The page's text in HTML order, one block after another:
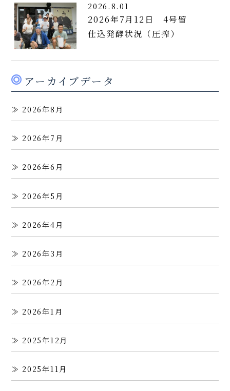
2026.8.01
2026年7月12日 4号留
仕込発酵状況（圧搾）
アーカイブデータ
2026年8月
2026年7月
2026年6月
2026年5月
2026年4月
2026年3月
2026年2月
2026年1月
2025年12月
2025年11月